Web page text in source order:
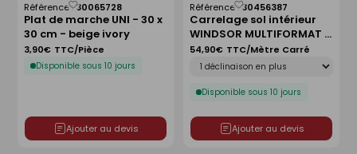
Plat de marche UNI - 30 x
30 cm - beige ivory
Référence :30065728
Disponible sous 10 jours
3,90€ TTC/Pièce
Ajouter au devis
Enregistrer
comme
liste
Carrelage sol intérieur
WINDSOR MULTIFORMAT -
ép.8,5mm - beige
Référence :30456387
Disponible sous 10 jours
54,90€ TTC/Mètre Carré
Ajouter au devis
Enregistrer
comme
liste